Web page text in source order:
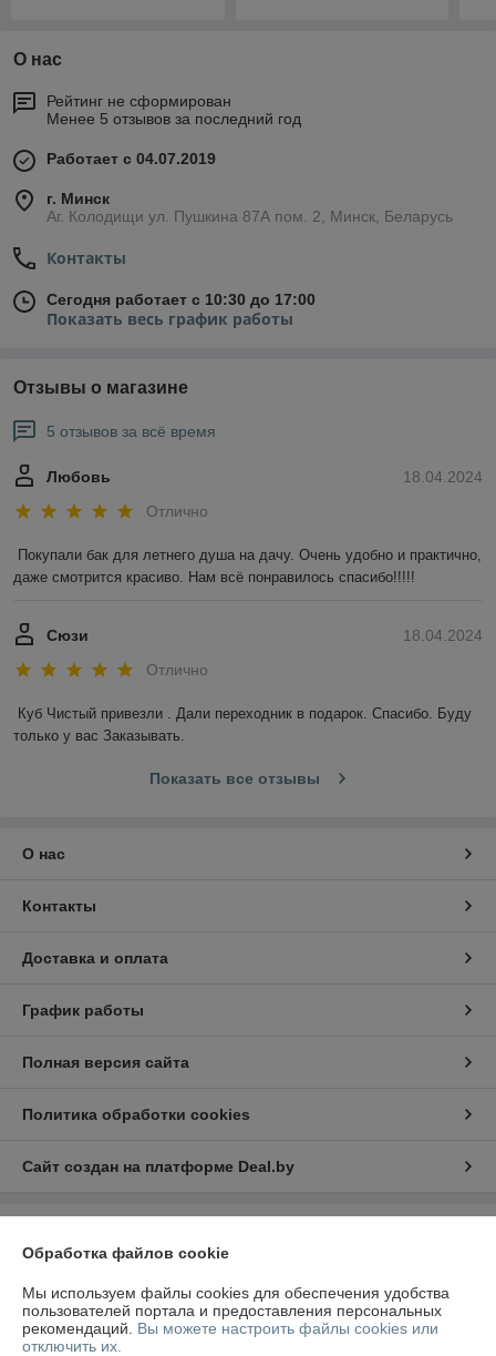
О нас
Рейтинг не сформирован
Менее 5 отзывов за последний год
Работает с 04.07.2019
г. Минск
Аг. Колодищи ул. Пушкина 87А пом. 2, Минск, Беларусь
Контакты
Сегодня работает с 10:30 до 17:00
Показать весь график работы
Отзывы о магазине
5 отзывов за всё время
18.04.2024
Любовь
Отлично
Покупали бак для летнего душа на дачу. Очень удобно и практично,
даже смотрится красиво. Нам всё понравилось спасибо!!!!!
18.04.2024
Сюзи
Отлично
Куб Чистый привезли . Дали переходник в подарок. Спасибо. Буду
только у вас Заказывать.
Показать все отзывы
О нас
Контакты
Доставка и оплата
График работы
Полная версия сайта
Политика обработки cookies
Сайт создан на платформе Deal.by
223050 РБ Минский р-н. Колодищи ул. Пушкина 87А
Регистрационный номер ЕГР: 692223299
Обработка файлов cookie
Мы используем файлы cookies для обеспечения удобства
пользователей портала и предоставления персональных
рекомендаций. Вы можете настроить файлы cookies или
отключить их.